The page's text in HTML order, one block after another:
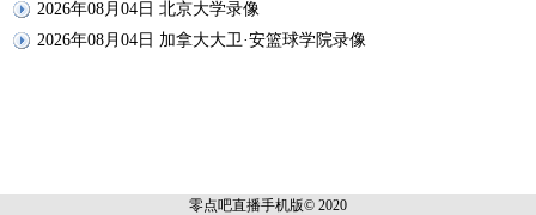
2026年08月04日 北京大学录像
2026年08月04日 加拿大大卫·安篮球学院录像
零点吧直播手机版© 2020